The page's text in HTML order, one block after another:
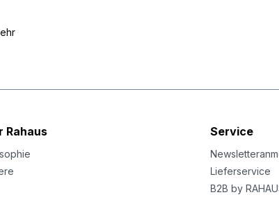
Rahaus Service
Lieferservice
B2B by